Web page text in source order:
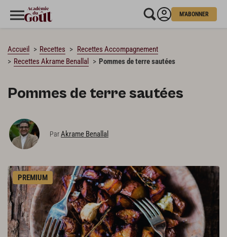
M'ABONNER
Accueil Recettes
Recettes Accompagnement
Recettes Akrame Benallal
Pommes de terre sautées
Pommes de terre sautées
ParAkrame Benallal
PREMIUM
CHARGEMENT…